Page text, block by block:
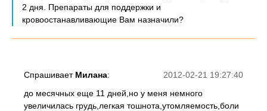
2 дня. Препараты для поддержки и
кровоостанавливающие Вам назначили?
2012-02-21 19:27:40
Спрашивает Милана:
до месячных еще 11 дней,но у меня немного
увеличилась грудь,легкая тошнота,утомляемость,боли